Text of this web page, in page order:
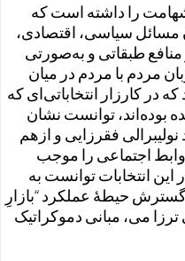
را داشته‌ است که
سیاسی، اقتصادی،
طبقاتی و به‌صورتی
مردم با مردم در میان
در کارزار انتخاباتی‌ای که
بوده‌اند، توانست نشان
فقرزایی و ازهم
اجتماعی را موجب
انتخابات توانست به
حیطهٔ عملکرد “بازارِ
می، مبانی دموکراتیک